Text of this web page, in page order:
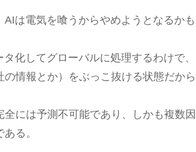
は電気を喰うからやめようとなるかも
化してグローバルに処理するわけで
情報とか）をぶっこ抜ける状態だか
には予測不可能であり、しかも複数
る。